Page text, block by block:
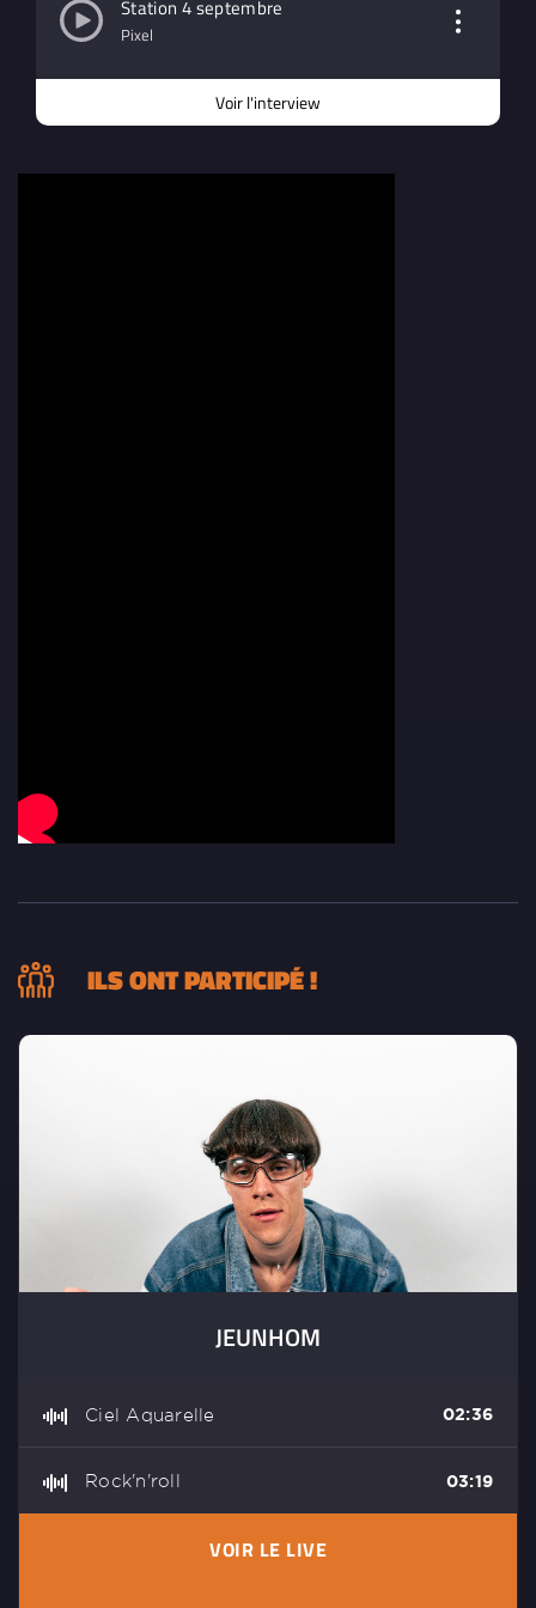
Station
4
Station 4 septembre
Pixel
Voir l'interview
ILS ONT PARTICIPÉ !
JEUNHOM
Ciel Aquarelle 02:36
Rock'n'roll 03:19
VOIR LE LIVE